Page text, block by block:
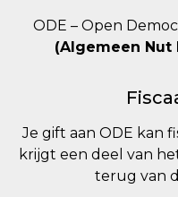
ODE – Open
(Algemeen
Je gift aan ODE kan
krijgt een deel van
terug van